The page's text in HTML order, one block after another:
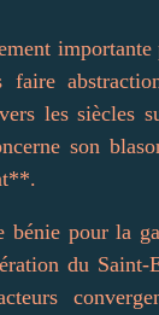
les siècles
son
**.
pour la
du Saint-